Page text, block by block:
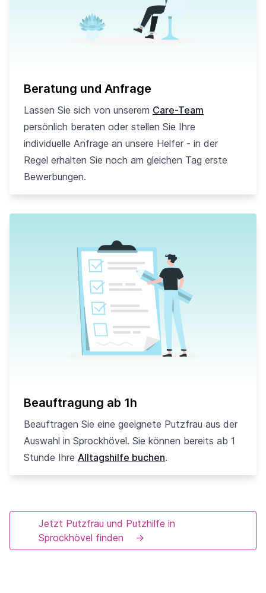
Beratung und Anfrage
Lassen Sie sich von unserem Care-Team
persönlich beraten oder stellen Sie Ihre
individuelle Anfrage an unsere Helfer - in der
Regel erhalten Sie noch am gleichen Tag erste
Bewerbungen.
Beauftragung ab 1h
Beauftragen Sie eine geeignete Putzfrau aus der
Auswahl in Sprockhövel. Sie können bereits ab 1
Stunde Ihre Alltagshilfe buchen.
Jetzt Putzfrau und Putzhilfe in
Sprockhövel finden
→